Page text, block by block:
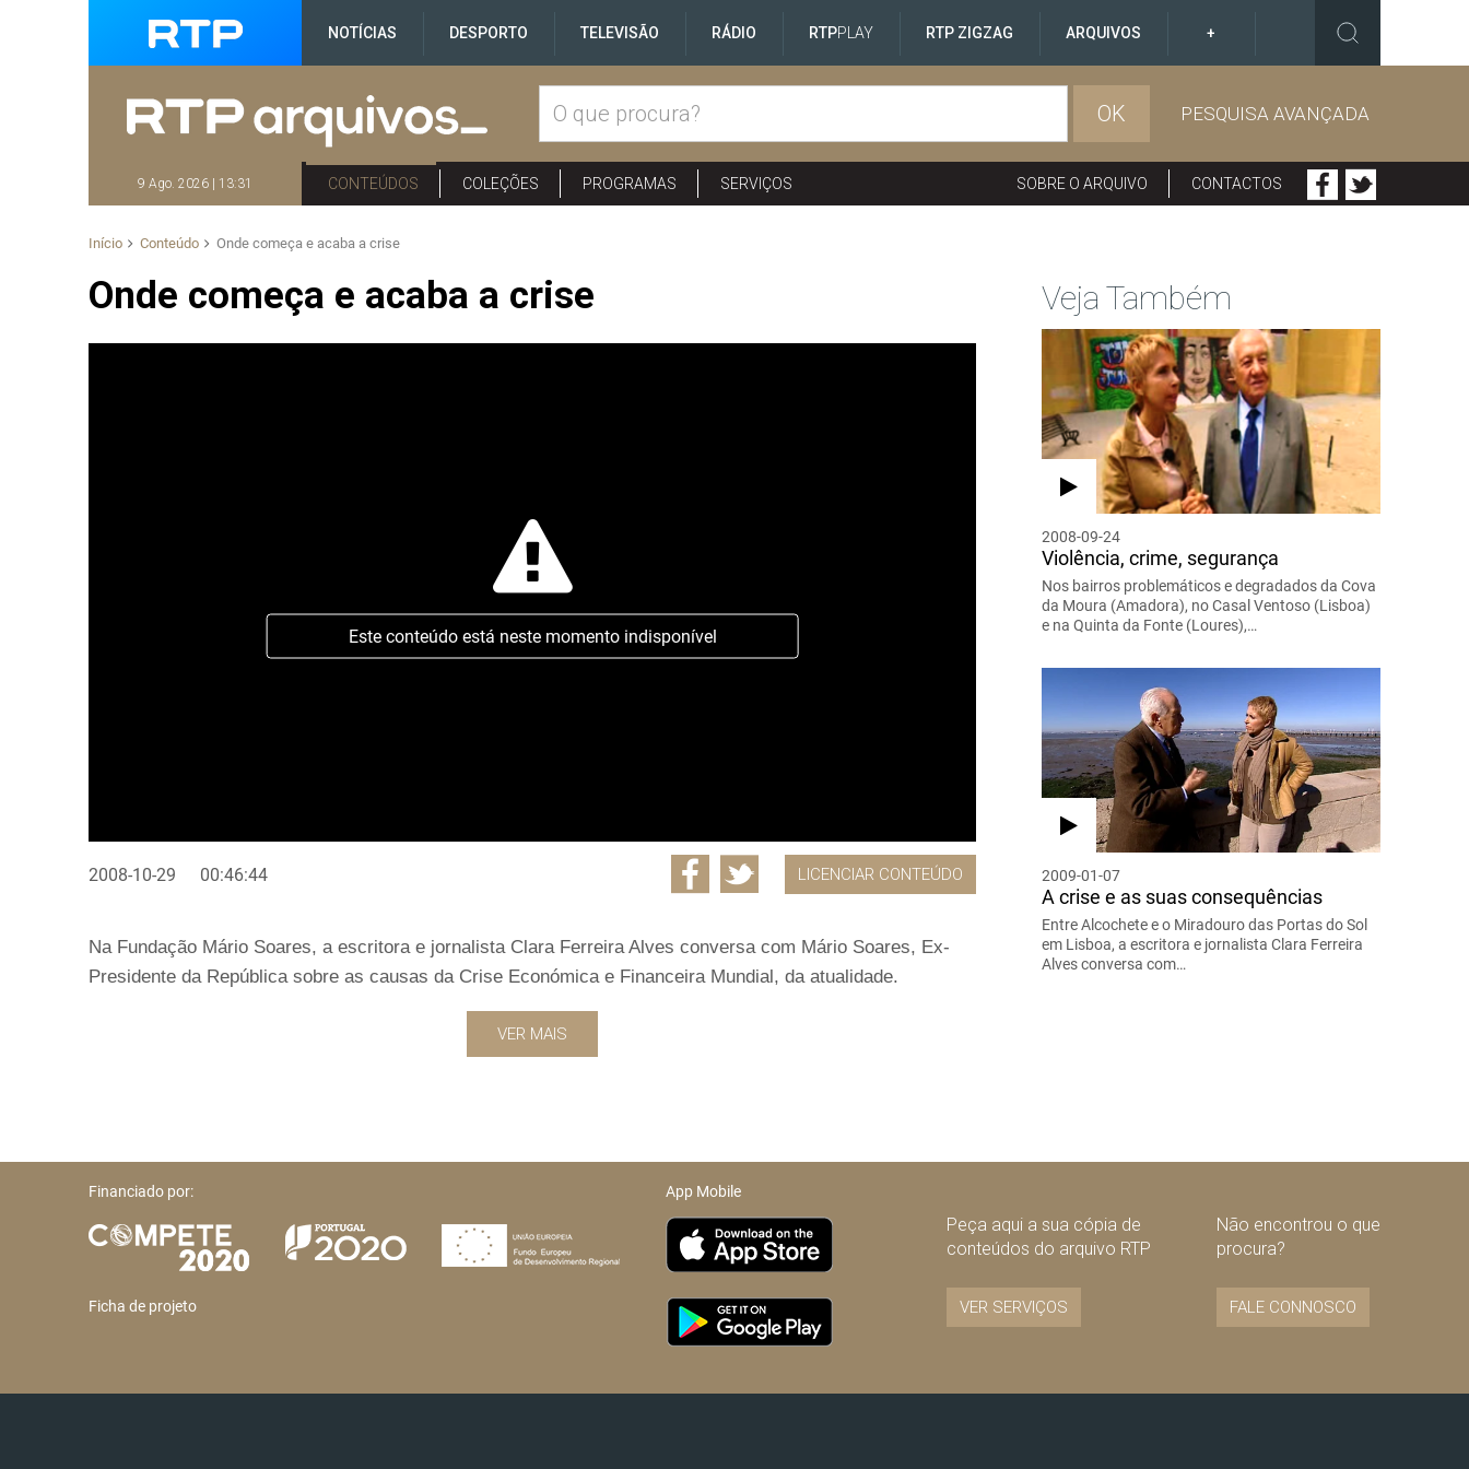
NOTÍCIAS DESPORTO TELEVISÃO RÁDIO RTPPLAY RTP ZIGZAG ARQUIVOS +
OK PESQUISA AVANÇADA
9 Ago. 2026 | 13:31 CONTEÚDOS COLEÇÕES PROGRAMAS SERVIÇOS SOBRE O ARQUIVO CONTACTOS
Início Conteúdo Onde começa e acaba a crise
Onde começa e acaba a crise
Este conteúdo está neste momento indisponível
2008-10-29 00:46:44 LICENCIAR CONTEÚDO
Na Fundação Mário Soares, a escritora e jornalista Clara Ferreira Alves conversa com Mário Soares, Ex-
Presidente da República sobre as causas da Crise Económica e Financeira Mundial, da atualidade.
VER MAIS
Veja Também
2008-09-24
Violência, crime, segurança
Nos bairros problemáticos e degradados da Cova
da Moura (Amadora), no Casal Ventoso (Lisboa)
e na Quinta da Fonte (Loures),…
2009-01-07
A crise e as suas consequências
Entre Alcochete e o Miradouro das Portas do Sol
em Lisboa, a escritora e jornalista Clara Ferreira
Alves conversa com…
Financiado por:
Ficha de projeto
App Mobile
Peça aqui a sua cópia de
conteúdos do arquivo RTP
VER SERVIÇOS
Não encontrou o que
procura?
FALE CONNOSCO